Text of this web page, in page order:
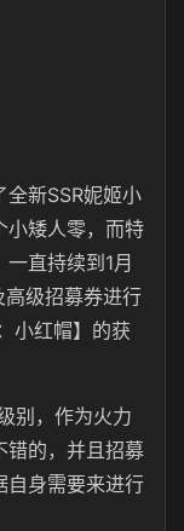
新SSR妮姬小
小矮人零，而特
直持续到1月
级招募券进行
小红帽】的获
别，作为火力
错的，并且招募
自身需要来进行